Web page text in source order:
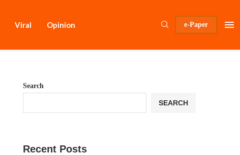
Viral Opinion e-Paper
Search
SEARCH
Recent Posts